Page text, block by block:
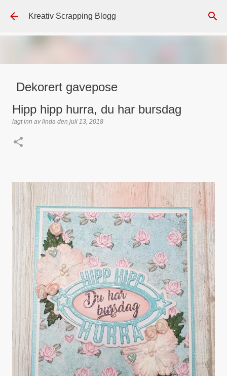
Gå til hovedinnhold
Kreativ Scrapping Blogg
Dekorert gavepose
GAVEPOSE / POSEKORT SIMPLE AND BASIC
Hipp hipp hurra, du har bursdag
lagt inn avlinda den juli 13, 2018